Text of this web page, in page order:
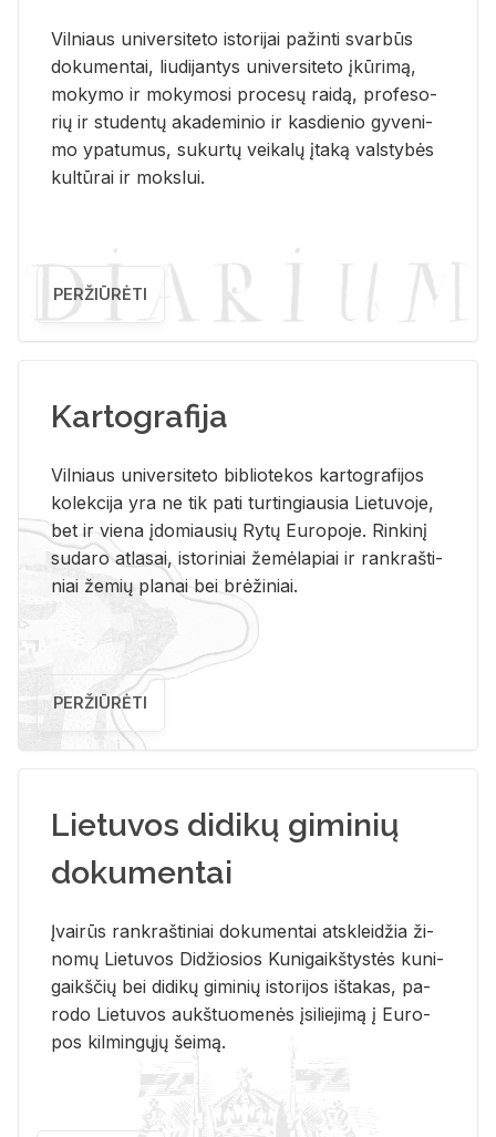
Vil­niaus uni­ver­si­te­to is­to­ri­jai pa­žin­ti svar­būs
do­ku­men­tai, liu­di­jan­tys uni­ver­si­te­to įkū­ri­mą,
mo­ky­mo ir mo­ky­mo­si pro­ce­sų rai­dą, pro­fe­so­
rių ir stu­den­tų aka­de­mi­nio ir kas­die­nio gy­ve­ni­
mo ypa­tu­mus, su­kur­tų vei­ka­lų įta­ką vals­ty­bės
kul­tū­rai ir moks­lui.
PERŽIŪRĖTI
Kartografija
Vil­niaus uni­ver­si­te­to bi­b­lio­te­kos kar­to­gra­fi­jos
ko­lek­ci­ja yra ne tik pati tur­tin­giau­sia Lie­tu­vo­je,
bet ir vie­na įdo­miau­sių Rytų Eu­ro­po­je. Rin­ki­nį
su­da­ro at­la­sai, is­to­ri­niai že­mė­la­piai ir rank­raš­ti­
niai že­mių pla­nai bei brė­ži­niai.
PERŽIŪRĖTI
Lietuvos didikų giminių
dokumentai
Įvai­rūs rank­raš­ti­niai do­ku­men­tai at­sklei­džia ži­
no­mų Lie­tu­vos Di­džio­sios Ku­ni­gaikš­tys­tės ku­ni­
gaikš­čių bei di­di­kų gi­mi­nių is­to­ri­jos iš­ta­kas, pa­
ro­do Lie­tu­vos aukš­tuo­me­nės įsi­lie­ji­mą į Eu­ro­
pos kil­min­gų­jų šei­mą.